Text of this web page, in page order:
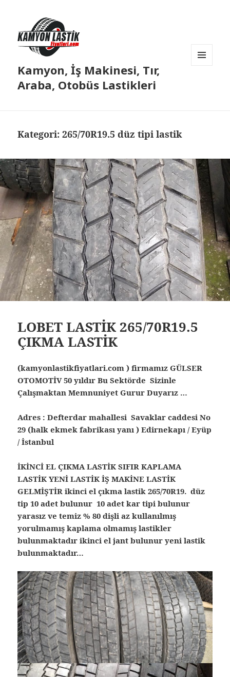
Kamyon, İş Makinesi, Tır,
Araba, Otobüs Lastikleri
Kategori:265/70R19.5 düz tipi lastik
LOBET LASTİK 265/70R19.5
ÇIKMA LASTİK
(kamyonlastikfiyatlari.com ) firmamız GÜLSER
OTOMOTİV 50 yıldır Bu Sektörde Sizinle
Çalışmaktan Memnuniyet Gurur Duyarız …
Adres : Defterdar mahallesi Savaklar caddesi No
29 (halk ekmek fabrikası yanı ) Edirnekapı / Eyüp
/ İstanbul
İKİNCİ EL ÇIKMA LASTİK SIFIR KAPLAMA
LASTİK YENİ LASTİK İŞ MAKİNE LASTİK
GELMİŞTİR ikinci el çıkma lastik 265/70R19. düz
tip 10 adet bulunur 10 adet kar tipi bulunur
yarasız ve temiz % 80 dişli az kullanılmış
yorulmamış kaplama olmamış lastikler
bulunmaktadır ikinci el jant bulunur yeni lastik
bulunmaktadır…